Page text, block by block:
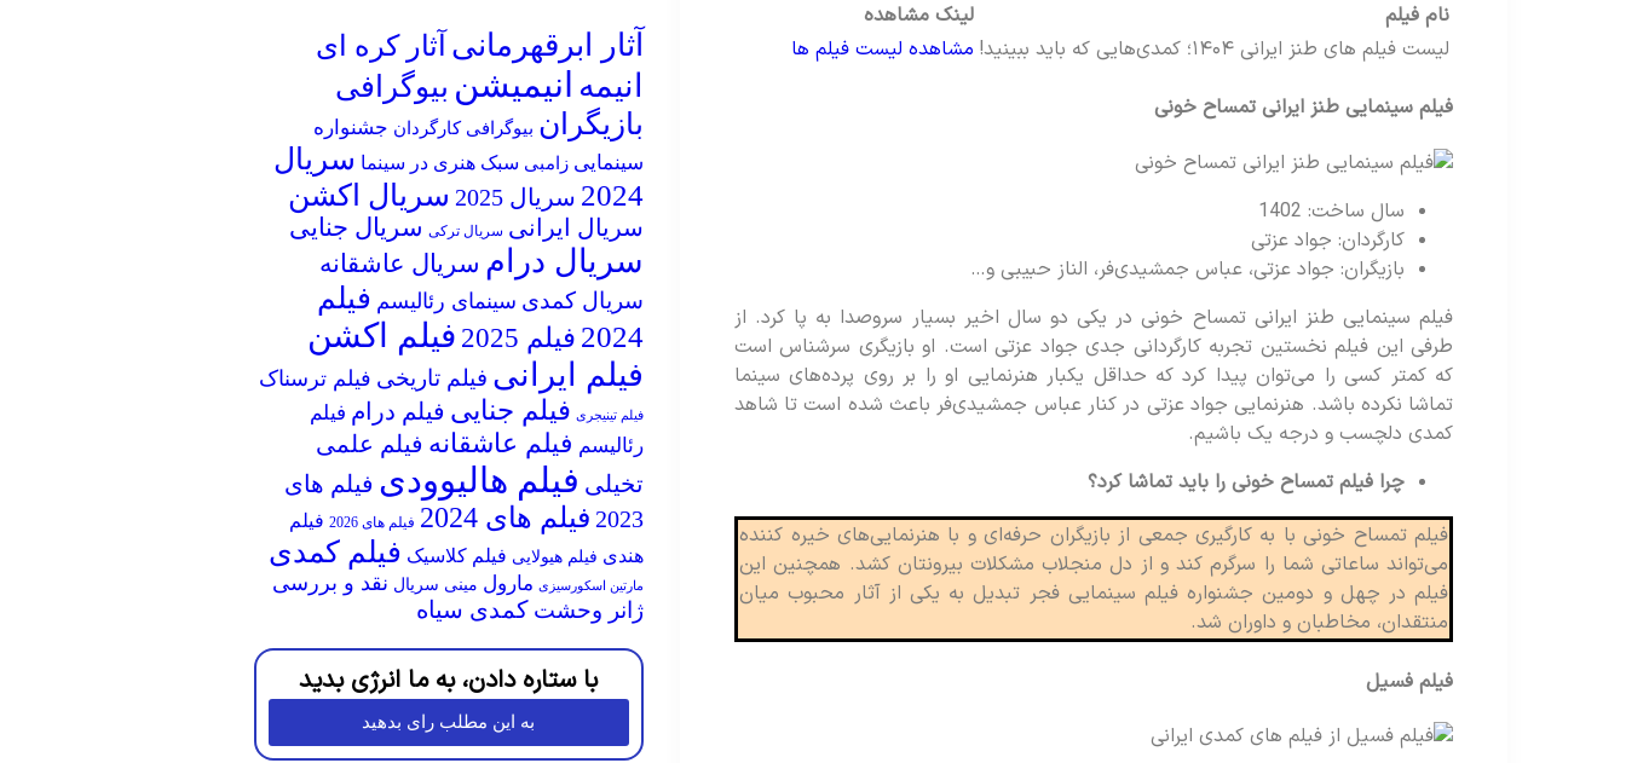
نام فیلم
لینک مشاهده
لیست فیلم های طنز ایرانی ۱۴۰۴؛ کمدی‌هایی که باید ببینید!
مشاهده لیست فیلم ها
فیلم سینمایی طنز ایرانی تمساح خونی
سال ساخت: 1402
کارگردان: جواد عزتی
بازیگران: جواد عزتی، عباس جمشیدی‌فر، الناز حبیبی و…
فیلم سینمایی طنز ایرانی تمساح خونی در یکی دو سال اخیر بسیار سروصدا به پا کرد. از
طرفی این فیلم نخستین تجربه کارگردانی جدی جواد عزتی است. او بازیگری سرشناس است
که کمتر کسی را می‌توان پیدا کرد که حداقل یکبار هنرنمایی او را بر روی پرده‌های سینما
تماشا نکرده باشد. هنرنمایی جواد عزتی در کنار عباس جمشیدی‌فر باعث شده است تا شاهد
کمدی دلچسب و درجه یک باشیم.
چرا فیلم تمساح خونی را باید تماشا کرد؟
فیلم تمساح خونی با به کارگیری جمعی از بازیگران حرفه‌ای و با هنرنمایی‌های خیره کننده
می‌تواند ساعاتی شما را سرگرم کند و از دل منجلاب مشکلات بیرونتان کشد. همچنین این
فیلم در چهل و دومین جشنواره فیلم سینمایی فجر تبدیل به یکی از آثار محبوب میان
منتقدان، مخاطبان و داوران شد.
فیلم فسیل
آثار ابرقهرمانی آثار کره ای
انیمه انیمیشن بیوگرافی
بازیگران بیوگرافی کارگردان جشنواره
سینمایی زامبی سبک هنری در سینما سریال
2024 سریال 2025 سریال اکشن
سریال ایرانی سریال ترکی سریال جنایی
سریال درام سریال عاشقانه
سریال کمدی سینمای رئالیسم فیلم
2024 فیلم 2025 فیلم اکشن
فیلم ایرانی فیلم تاریخی فیلم ترسناک
فیلم تینیجری فیلم جنایی فیلم درام فیلم
رئالیسم فیلم عاشقانه فیلم علمی
تخیلی فیلم هالیوودی فیلم های
2023 فیلم های 2024 فیلم های 2026
فیلم
هندی فیلم هیولایی فیلم کلاسیک فیلم کمدی
مارتین اسکورسیزی مارول مینی سریال نقد و بررسی
ژانر وحشت کمدی سیاه
با ستاره دادن، به ما انرژی بدید
به این مطلب رای بدهید